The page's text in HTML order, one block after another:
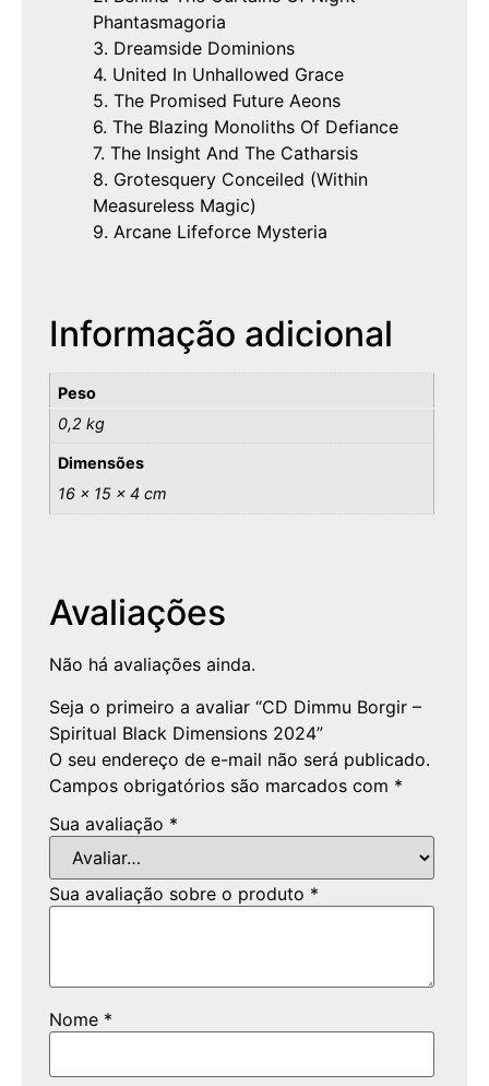
Phantasmagoria
3. Dreamside Dominions
4. United In Unhallowed Grace
5. The Promised Future Aeons
6. The Blazing Monoliths Of Defiance
7. The Insight And The Catharsis
8. Grotesquery Conceiled (Within
Measureless Magic)
9. Arcane Lifeforce Mysteria
Informação adicional
Peso
0,2 kg
Dimensões
16 × 15 × 4 cm
Avaliações
Não há avaliações ainda.
Seja o primeiro a avaliar “CD Dimmu Borgir –
Spiritual Black Dimensions 2024”
O seu endereço de e-mail não será publicado.
Campos obrigatórios são marcados com *
Sua avaliação *
Sua avaliação sobre o produto *
Nome *